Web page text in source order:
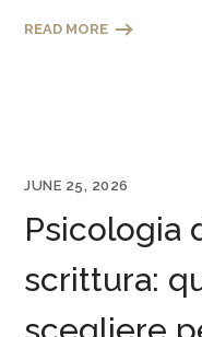
READ MORE
JUNE 25, 2026
Psicologia
scrittura: